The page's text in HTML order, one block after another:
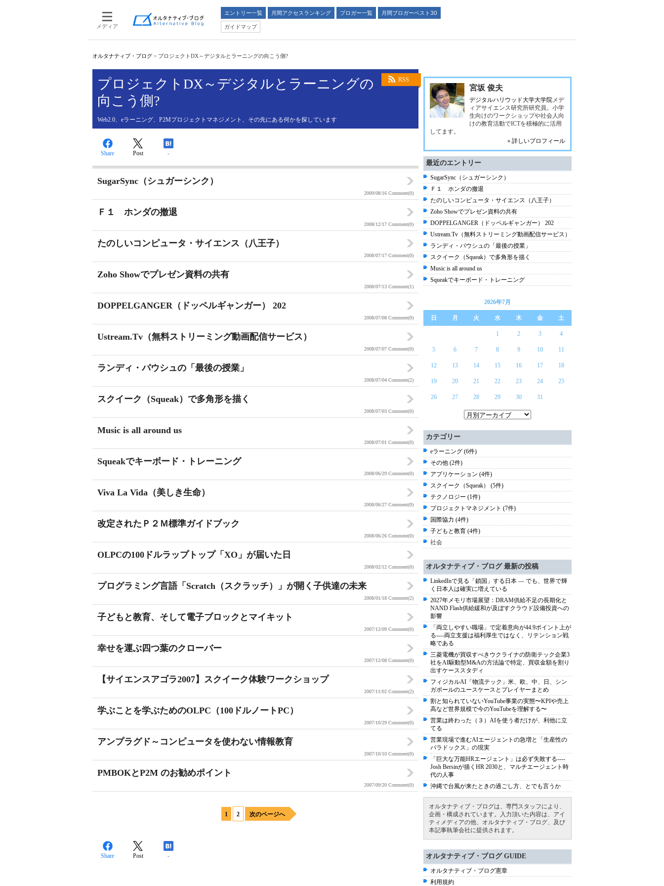
メディア
エントリー一覧 月間アクセスランキング ブロガー一覧
月間ブロガーベスト30
ガイドマップ
オルタナティブ・ブログ > プロジェクトDX～デジタルとラーニングの向こう側?
RSS
プロジェクトDX～デジタルとラーニングの
向こう側?
Web2.0、eラーニング、P2Mプロジェクトマネジメント、その先にある何かを探しています
Share Post -
SugarSync（シュガーシンク）
2009/08/16 Comment(0)
Ｆ１ ホンダの撤退
2008/12/17 Comment(0)
たのしいコンピュータ・サイエンス（八王子）
2008/07/17 Comment(0)
Zoho Showでプレゼン資料の共有
2008/07/13 Comment(1)
DOPPELGANGER（ドッペルギャンガー） 202
2008/07/08 Comment(0)
Ustream.Tv（無料ストリーミング動画配信サービス）
2008/07/07 Comment(0)
ランディ・パウシュの「最後の授業」
2008/07/04 Comment(2)
スクイーク（Squeak）で多角形を描く
2008/07/03 Comment(0)
Music is all around us
2008/07/01 Comment(0)
Squeakでキーボード・トレーニング
2008/06/29 Comment(0)
Viva La Vida（美しき生命）
2008/06/27 Comment(0)
改定されたＰ２Ｍ標準ガイドブック
2008/06/26 Comment(0)
OLPCの100ドルラップトップ「XO」が届いた日
2008/02/12 Comment(0)
プログラミング言語「Scratch（スクラッチ）」が開く子供達の未来
2008/01/18 Comment(2)
子どもと教育、そして電子ブロックとマイキット
2007/12/09 Comment(0)
幸せを運ぶ四つ葉のクローバー
2007/12/08 Comment(0)
【サイエンスアゴラ2007】スクイーク体験ワークショップ
2007/11/02 Comment(2)
学ぶことを学ぶためのOLPC（100ドルノートPC）
2007/10/29 Comment(0)
アンプラグド～コンピュータを使わない情報教育
2007/10/10 Comment(0)
PMBOKとP2M のお勧めポイント
2007/09/20 Comment(0)
1 2 次のページへ
Share Post -
宮坂 俊夫
デジタルハリウッド大学大学院メデ
ィアサイエンス研究所研究員。小学
生向けのワークショップや社会人向
けの教育活動でICTを積極的に活用
してます。
» 詳しいプロフィール
最近のエントリー
SugarSync（シュガーシンク）
Ｆ１ ホンダの撤退
たのしいコンピュータ・サイエンス（八王子）
Zoho Showでプレゼン資料の共有
DOPPELGANGER（ドッペルギャンガー） 202
Ustream.Tv（無料ストリーミング動画配信サービス）
ランディ・パウシュの「最後の授業」
スクイーク（Squeak）で多角形を描く
Music is all around us
Squeakでキーボード・トレーニング
2026年7月
日 月 火 水 木 金 土
1 2 3 4
5 6 7 8 9 10 11
12 13 14 15 16 17 18
19 20 21 22 23 24 25
26 27 28 29 30 31
カテゴリー
eラーニング (6件)
その他 (2件)
アプリケーション (4件)
スクイーク（Squeak） (5件)
テクノロジー (1件)
プロジェクトマネジメント (7件)
国際協力 (4件)
子どもと教育 (4件)
社会
オルタナティブ・ブログ 最新の投稿
LinkedInで見る「鎖国」する日本 ― でも、世界で輝
く日本人は確実に増えている
2027年メモリ市場展望：DRAM供給不足の長期化と
NAND Flash供給緩和が及ぼすクラウド設備投資への
影響
「両立しやすい職場」で定着意向が44.9ポイント上が
る----両立支援は福利厚生ではなく、リテンション戦
略である
三菱電機が買収すべきウクライナの防衛テック企業3
社をAI駆動型M&Aの方法論で特定、買収金額を割り
出すケーススタディ
フィジカルAI「物流テック」米、欧、中、日、シン
ガポールのユースケースとプレイヤーまとめ
割と知られていないYouTube事業の実態〜KPIや売上
高など世界規模で今のYouTubeを理解する〜
営業は終わった（３）AIを使う者だけが、利他に立
てる
営業現場で進むAIエージェントの急増と「生産性の
パラドックス」の現実
「巨大な万能HRエージェント」は必ず失敗する----
Josh Bersinが描くHR 2030と、マルチエージェント時
代の人事
沖縄で台風が来たときの過ごし方、とでも言うか
オルタナティブ・ブログは、専門スタッフにより、
企画・構成されています。入力頂いた内容は、アイ
ティメディアの他、オルタナティブ・ブログ、及び
本記事執筆会社に提供されます。
オルタナティブ・ブログ GUIDE
オルタナティブ・ブログ憲章
利用規約